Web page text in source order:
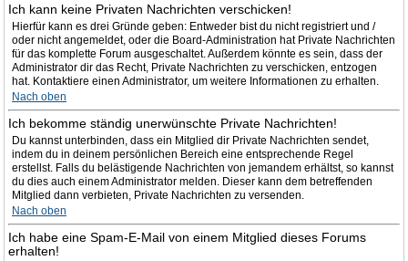
Ich kann keine Privaten Nachrichten verschicken!
Hierfür kann es drei Gründe geben: Entweder bist du nicht registriert und /
oder nicht angemeldet, oder die Board-Administration hat Private Nachrichten
für das komplette Forum ausgeschaltet. Außerdem könnte es sein, dass der
Administrator dir das Recht, Private Nachrichten zu verschicken, entzogen
hat. Kontaktiere einen Administrator, um weitere Informationen zu erhalten.
Nach oben
Ich bekomme ständig unerwünschte Private Nachrichten!
Du kannst unterbinden, dass ein Mitglied dir Private Nachrichten sendet,
indem du in deinem persönlichen Bereich eine entsprechende Regel
erstellst. Falls du belästigende Nachrichten von jemandem erhältst, so kannst
du dies auch einem Administrator melden. Dieser kann dem betreffenden
Mitglied dann verbieten, Private Nachrichten zu versenden.
Nach oben
Ich habe eine Spam-E-Mail von einem Mitglied dieses Forums
erhalten!